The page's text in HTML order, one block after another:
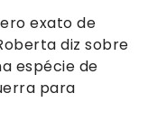
exato de
diz sobre
espécie de
para